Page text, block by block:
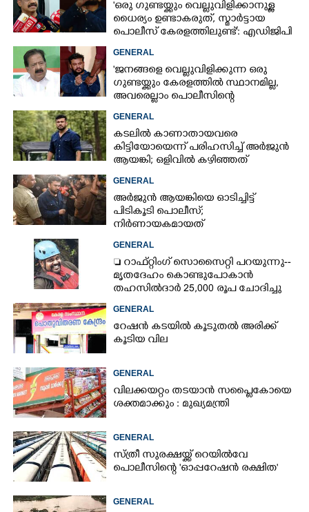
'ഒരു ഗുണ്ടയ്ക്കും വെല്ലുവിളിക്കാനുള്ള
ധൈര്യം ഉണ്ടാകരുത്, സ്മാർട്ടായ
പൊലീസ് കേരളത്തിലുണ്ട്': എഡിജിപി
GENERAL
'ജനങ്ങളെ വെല്ലുവിളിക്കുന്ന ഒരു
ഗുണ്ടയ്ക്കും കേരളത്തിൽ സ്ഥാനമില്ല,​
അവരെല്ലാം പൊലീസിന്റെ
GENERAL
കടലിൽ കാണാതായവരെ
കിട്ടിയോയെന്ന് പരിഹസിച്ച് അർജുൻ
ആയങ്കി; ഒളിവിൽ കഴിഞ്ഞത്
GENERAL
അർജുൻ ആയങ്കിയെ ഓടിച്ചിട്ട്
പിടികൂടി പൊലീസ്;
നിർണായകമായത്
സംശയം
GENERAL
 റാഫ്റ്റിംഗ് സൊസൈറ്റി പറയുന്നു--
മൃതദേഹം കൊണ്ടുപോകാൻ
തഹസിൽദാർ 25,000 രൂപ ചോദിച്ചു
GENERAL
റേഷൻ കടയിൽ കൂടുതൽ അരിക്ക്
കൂടിയ വില
GENERAL
വിലക്കയറ്റം തടയാൻ സപ്ലൈകോയെ
ശക്തമാക്കും : മുഖ്യമന്ത്രി
GENERAL
സ്ത്രീ സുരക്ഷയ്ക്ക് റെയിൽവേ
പൊലീസിന്റെ 'ഓപ്പറേഷൻ രക്ഷിത'
GENERAL